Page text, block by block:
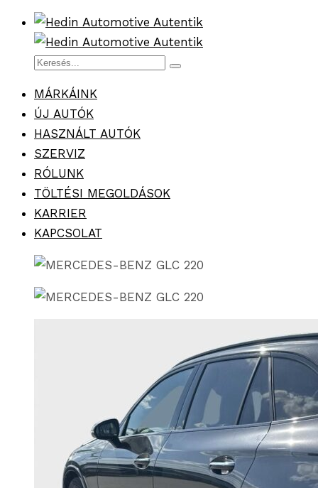
MÁRKÁINK
ÚJ AUTÓK
HASZNÁLT AUTÓK
SZERVIZ
RÓLUNK
TÖLTÉSI MEGOLDÁSOK
KARRIER
KAPCSOLAT